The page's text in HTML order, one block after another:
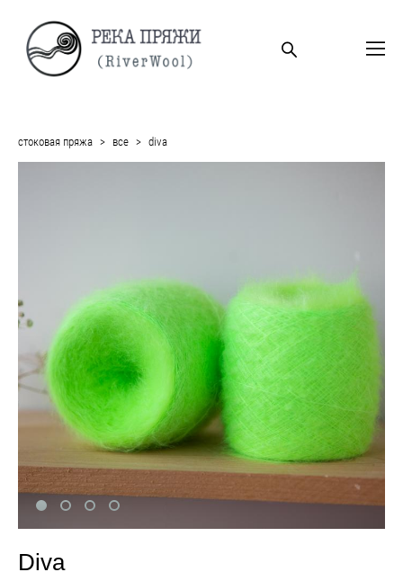
стоковая пряжа > все > diva
Diva